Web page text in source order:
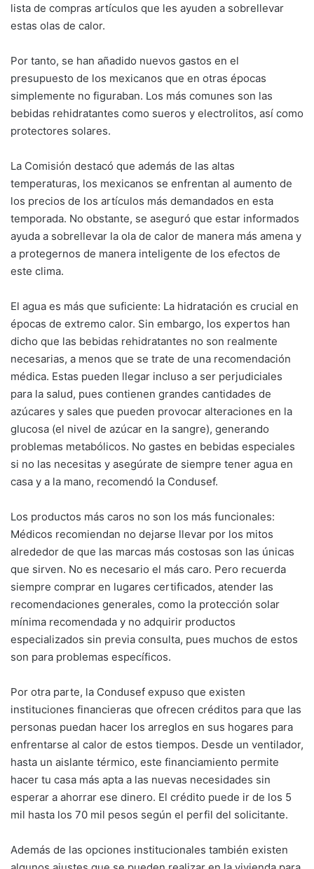
lista de compras artículos que les ayuden a sobrellevar
estas olas de calor.
Por tanto, se han añadido nuevos gastos en el
presupuesto de los mexicanos que en otras épocas
simplemente no figuraban. Los más comunes son las
bebidas rehidratantes como sueros y electrolitos, así como
protectores solares.
La Comisión destacó que además de las altas
temperaturas, los mexicanos se enfrentan al aumento de
los precios de los artículos más demandados en esta
temporada. No obstante, se aseguró que estar informados
ayuda a sobrellevar la ola de calor de manera más amena y
a protegernos de manera inteligente de los efectos de
este clima.
El agua es más que suficiente: La hidratación es crucial en
épocas de extremo calor. Sin embargo, los expertos han
dicho que las bebidas rehidratantes no son realmente
necesarias, a menos que se trate de una recomendación
médica. Estas pueden llegar incluso a ser perjudiciales
para la salud, pues contienen grandes cantidades de
azúcares y sales que pueden provocar alteraciones en la
glucosa (el nivel de azúcar en la sangre), generando
problemas metabólicos. No gastes en bebidas especiales
si no las necesitas y asegúrate de siempre tener agua en
casa y a la mano, recomendó la Condusef.
Los productos más caros no son los más funcionales:
Médicos recomiendan no dejarse llevar por los mitos
alrededor de que las marcas más costosas son las únicas
que sirven. No es necesario el más caro. Pero recuerda
siempre comprar en lugares certificados, atender las
recomendaciones generales, como la protección solar
mínima recomendada y no adquirir productos
especializados sin previa consulta, pues muchos de estos
son para problemas específicos.
Por otra parte, la Condusef expuso que existen
instituciones financieras que ofrecen créditos para que las
personas puedan hacer los arreglos en sus hogares para
enfrentarse al calor de estos tiempos. Desde un ventilador,
hasta un aislante térmico, este financiamiento permite
hacer tu casa más apta a las nuevas necesidades sin
esperar a ahorrar ese dinero. El crédito puede ir de los 5
mil hasta los 70 mil pesos según el perfil del solicitante.
Además de las opciones institucionales también existen